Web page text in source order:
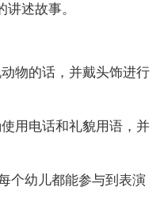
述故事。
物的话，并戴头饰进行
用电话和礼貌用语，并
个幼儿都能参与到表演